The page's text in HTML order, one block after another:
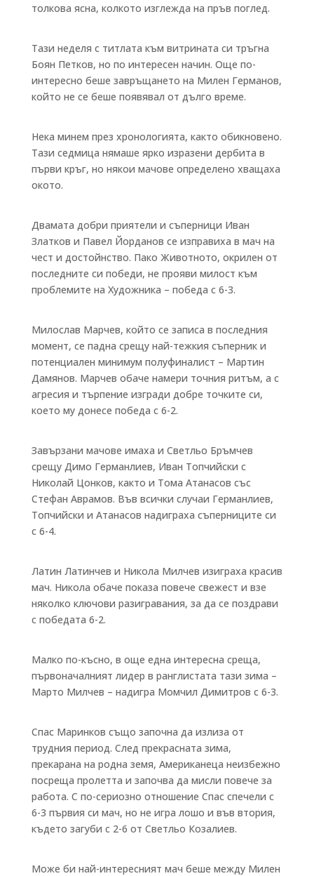
толкова ясна, колкото изглежда на пръв поглед.
Тази неделя с титлата към витрината си тръгна
Боян Петков, но по интересен начин. Още по-
интересно беше завръщането на Милен Германов,
който не се беше появявал от дълго време.
Нека минем през хронологията, както обикновено.
Тази седмица нямаше ярко изразени дербита в
първи кръг, но някои мачове определено хващаха
окото.
Двамата добри приятели и съперници Иван
Златков и Павел Йорданов се изправиха в мач на
чест и достойнство. Пако Животното, окрилен от
последните си победи, не прояви милост към
проблемите на Художника – победа с 6-3.
Милослав Марчев, който се записа в последния
момент, се падна срещу най-тежкия съперник и
потенциален минимум полуфиналист – Мартин
Дамянов. Марчев обаче намери точния ритъм, а с
агресия и търпение изгради добре точките си,
което му донесе победа с 6-2.
Завързани мачове имаха и Светльо Бръмчев
срещу Димо Германлиев, Иван Топчийски с
Николай Цонков, както и Тома Атанасов със
Стефан Аврамов. Във всички случаи Германлиев,
Топчийски и Атанасов надиграха съперниците си
с 6-4.
Латин Латинчев и Никола Милчев изиграха красив
мач. Никола обаче показа повече свежест и взе
няколко ключови разигравания, за да се поздрави
с победата 6-2.
Малко по-късно, в още една интересна среща,
първоначалният лидер в ранглистата тази зима –
Марто Милчев – надигра Момчил Димитров с 6-3.
Спас Маринков също започна да излиза от
трудния период. След прекрасната зима,
прекарана на родна земя, Американеца неизбежно
посреща пролетта и започва да мисли повече за
работа. С по-сериозно отношение Спас спечели с
6-3 първия си мач, но не игра лошо и във втория,
където загуби с 2-6 от Светльо Козалиев.
Може би най-интересният мач беше между Милен